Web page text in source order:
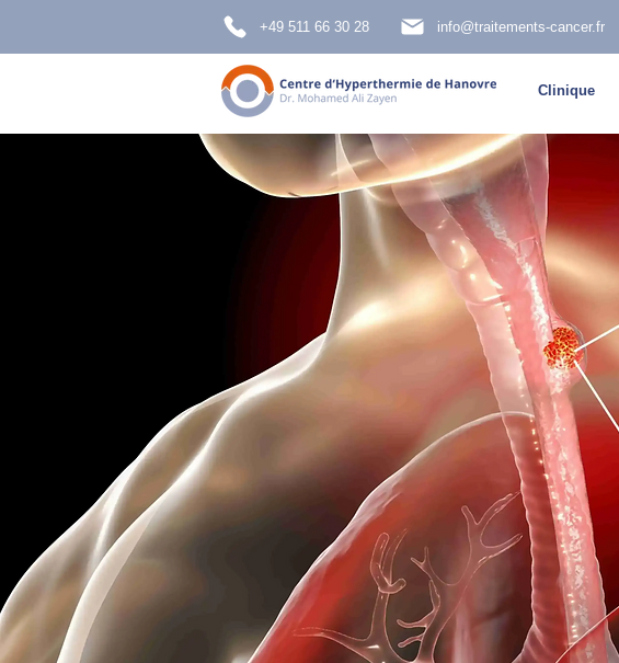
+49 511 66 30 28 info@traitements-cancer.fr
Clinique